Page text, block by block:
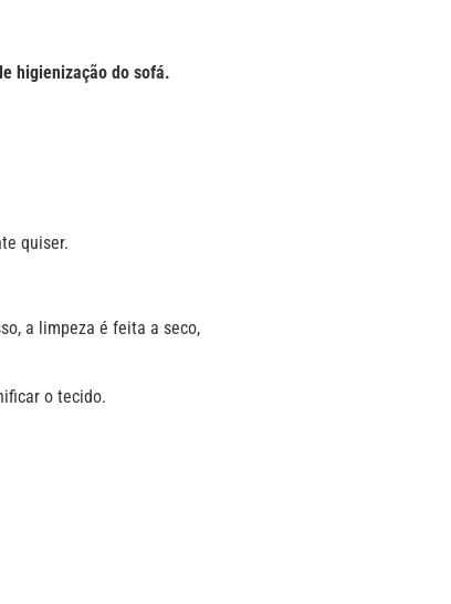
higienização do sofá.
quiser.
a limpeza é feita a seco,
o tecido.